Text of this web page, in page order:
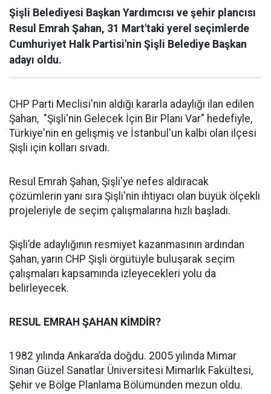
Şişli Belediyesi Başkan Yardımcısı ve şehir plancısı
Resul Emrah Şahan, 31 Mart'taki yerel seçimlerde
Cumhuriyet Halk Partisi'nin Şişli Belediye Başkan
adayı oldu.
CHP Parti Meclisi'nin aldığı kararla adaylığı ilan edilen
Şahan, "Şişli'nin Gelecek İçin Bir Planı Var" hedefiyle,
Türkiye'nin en gelişmiş ve İstanbul'un kalbi olan ilçesi
Şişli için kolları sıvadı.
Resul Emrah Şahan, Şişli'ye nefes aldıracak
çözümlerin yanı sıra Şişli'nin ihtiyacı olan büyük ölçekli
projeleriyle de seçim çalışmalarına hızlı başladı.
Şişli’de adaylığının resmiyet kazanmasının ardından
Şahan, yarın CHP Şişli örgütüyle buluşarak seçim
çalışmaları kapsamında izleyecekleri yolu da
belirleyecek.
RESUL EMRAH ŞAHAN KİMDİR?
1982 yılında Ankara’da doğdu. 2005 yılında Mimar
Sinan Güzel Sanatlar Üniversitesi Mimarlık Fakültesi,
Şehir ve Bölge Planlama Bölümünden mezun oldu.